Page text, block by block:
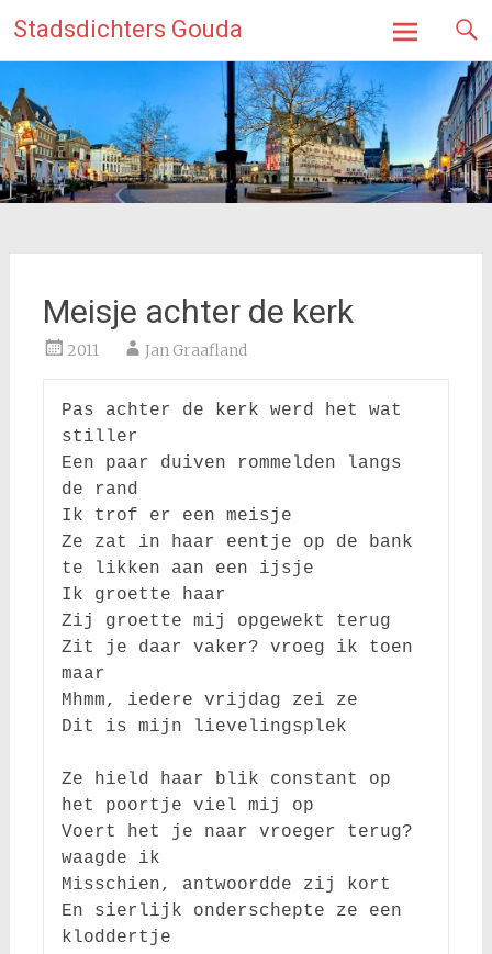
naar
de
inhoud
Stadsdichters Gouda
Meisje achter de kerk
2011 Jan Graafland
Pas achter de kerk werd het wat
stiller
Een paar duiven rommelden langs
de rand
Ik trof er een meisje
Ze zat in haar eentje op de bank
te likken aan een ijsje
Ik groette haar
Zij groette mij opgewekt terug
Zit je daar vaker? vroeg ik toen
maar
Mhmm, iedere vrijdag zei ze
Dit is mijn lievelingsplek
Ze hield haar blik constant op
het poortje viel mij op
Voert het je naar vroeger terug?
waagde ik
Misschien, antwoordde zij kort
En sierlijk onderschepte ze een